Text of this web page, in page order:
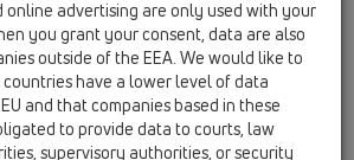
zwrotne / Akcesoria / Części zamienne /
dekla
advertising are only used with your
you grant your consent, data are also
outside of the EEA. We would like to
have a lower level of data
and that companies based in these
to provide data to courts, law
supervisory authorities, or security